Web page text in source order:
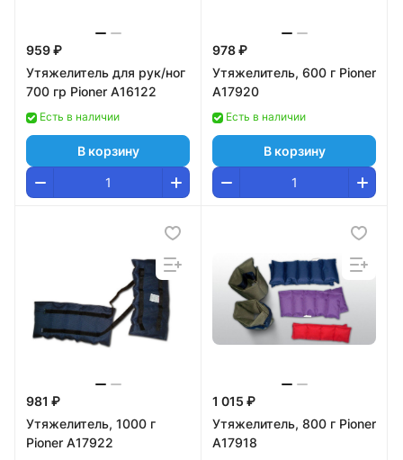
959 ₽
Утяжелитель для рук/ног
700 гр Pioner A16122
Есть в наличии
В корзину
978 ₽
Утяжелитель, 600 г Pioner
A17920
Есть в наличии
В корзину
981 ₽
Утяжелитель, 1000 г
Pioner A17922
1 015 ₽
Утяжелитель, 800 г Pioner
A17918